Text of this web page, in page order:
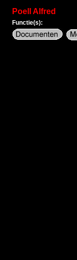
Poell Alfred
Functie(s):